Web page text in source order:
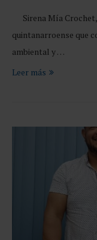
Sirena Mía
quintanarroense que
ambiental y …
Leer más